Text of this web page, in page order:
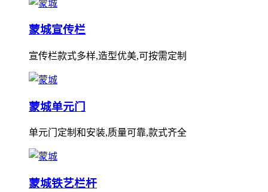
蒙城宣传栏
宣传栏款式多样,造型优美,可按需定制
蒙城单元门
单元门定制和安装,质量可靠,款式齐全
蒙城铁艺栏杆